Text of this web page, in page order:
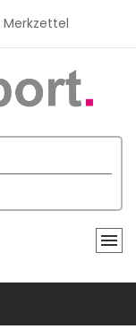
Merkzettel